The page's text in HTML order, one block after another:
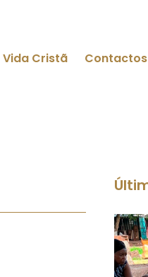
Vida Cristã Contactos